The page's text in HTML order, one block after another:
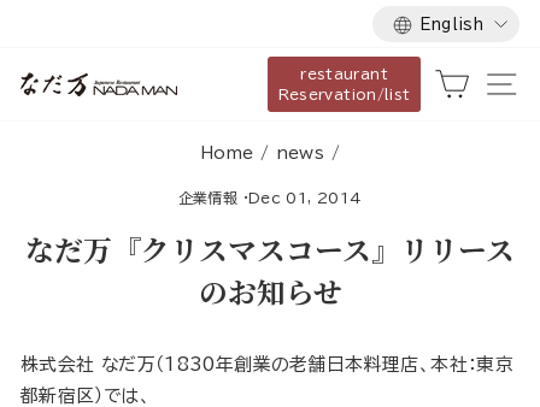
content
Language
English
restaurant
Reservation/list
Cart
Home / news /
企業情報 ·Dec 01, 2014
なだ万『クリスマスコース』リリース
のお知らせ
株式会社 なだ万（1830年創業の老舗日本料理店、本社：東京
都新宿区）では、